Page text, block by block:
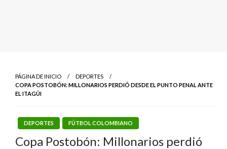
PÁGINA DE INICIO
DEPORTES
COPA POSTOBÓN: MILLONARIOS PERDIÓ DESDE EL PUNTO PENAL ANTE
EL ITAGÜI
DEPORTES FÚTBOL COLOMBIANO
Copa Postobón: Millonarios perdió